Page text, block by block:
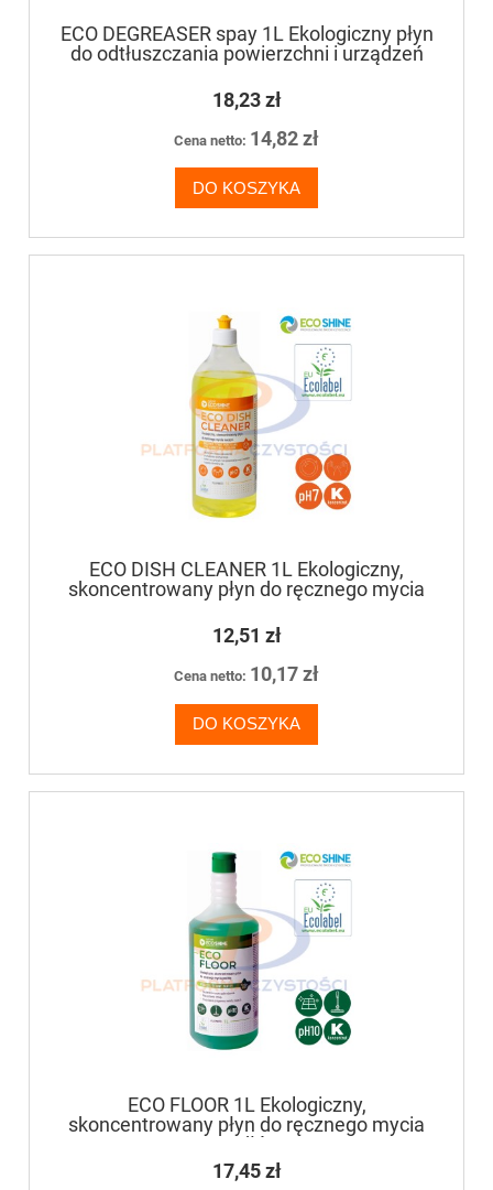
ECO DEGREASER spay 1L Ekologiczny płyn
do odtłuszczania powierzchni i urządzeń
18,23 zł
Cena netto: 14,82 zł
DO KOSZYKA
ECO DISH CLEANER 1L Ekologiczny,
skoncentrowany płyn do ręcznego mycia
12,51 zł
Cena netto: 10,17 zł
DO KOSZYKA
ECO FLOOR 1L Ekologiczny,
skoncentrowany płyn do ręcznego mycia
podłóg
17,45 zł